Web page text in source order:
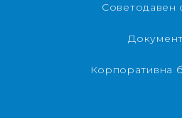
Советодавен
Корпоративна